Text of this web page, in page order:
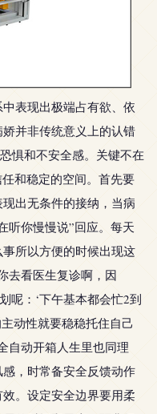
表现出极端占有欲、依
并非传统意义上的认错
惧和不安全感。关键不在
和稳定的空间。首先要
出无条件的接纳，当病
听你慢慢说”回应。每天
所以方便的时候出现这
去看医生复诊啊，因
呢：‘下午基本都会忙2到
动性就要稳稳托住自己
自动开箱人生里也同理
，时常备安全反馈动作
。设定安全边界要用柔